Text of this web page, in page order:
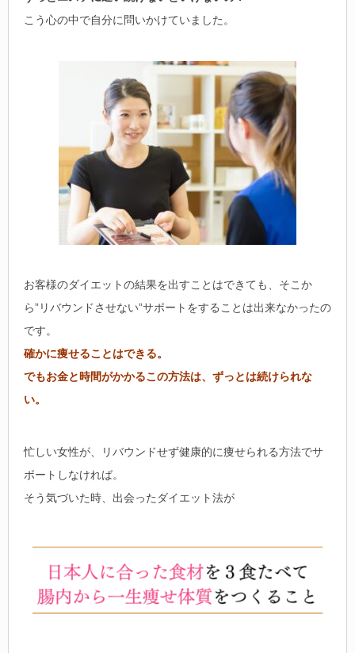
こう心の中で自分に問いかけていました。
お客様のダイエットの結果を出すことはできても、そこか
ら”リバウンドさせない”サポートをすることは出来なかったの
です。
確かに痩せることはできる。
でもお金と時間がかかるこの方法は、ずっとは続けられな
い。
忙しい女性が、リバウンドせず健康的に痩せられる方法でサ
ポートしなければ。
そう気づいた時、出会ったダイエット法が